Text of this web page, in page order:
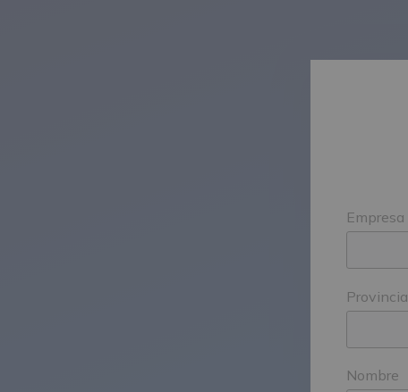
Empresa
Provincia
Nombre